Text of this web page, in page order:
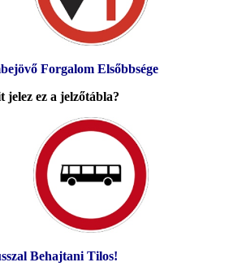
Forgalom Elsőbbsége
jelez ez a jelzőtábla?
Behajtani Tilos!